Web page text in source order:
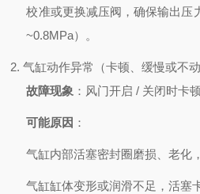
校准或更换减压阀，确保输出压
~0.8MPa）。
2. 气缸动作异常（卡顿、缓慢或不动
故障现象 ：风门开启 / 关闭时卡
可能原因 ：
气缸内部活塞密封圈磨损、老化
气缸缸体变形或润滑不足，活塞